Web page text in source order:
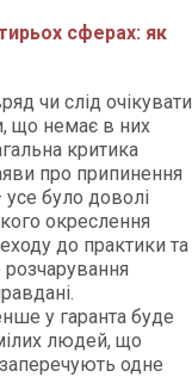
сферах: як
чи слід очікувати
що немає в них
критика
про припинення
було доволі
окреслення
до практики та
у гаранта буде
людей, що
одне